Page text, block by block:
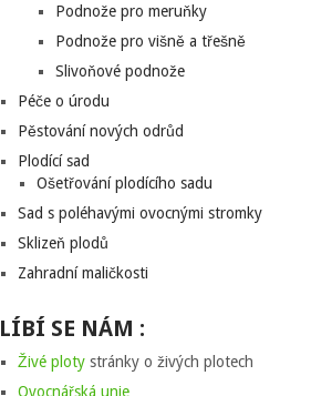
Podnože pro meruňky
Podnože pro višně a třešně
Slivoňové podnože
Péče o úrodu
Pěstování nových odrůd
Plodící sad
Ošetřování plodícího sadu
Sad s poléhavými ovocnými stromky
Sklizeň plodů
Zahradní maličkosti
LÍBÍ SE NÁM :
Živé ploty stránky o živých plotech
Ovocnářská unie